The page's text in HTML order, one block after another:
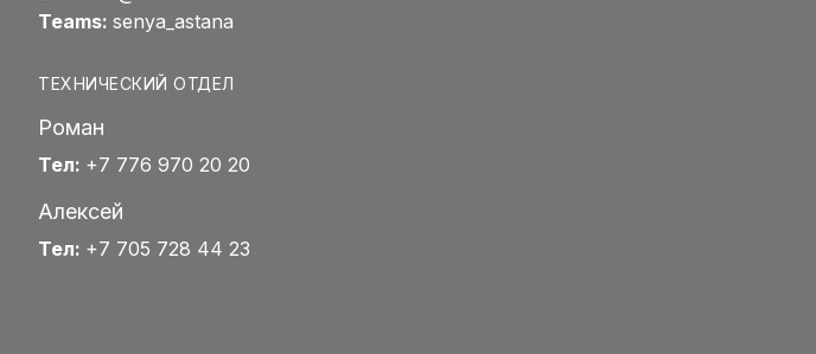
Teams: senya_astana
ТЕХНИЧЕСКИЙ ОТДЕЛ
Роман
Тел: +7 776 970 20 20
Алексей
Тел: +7 705 728 44 23